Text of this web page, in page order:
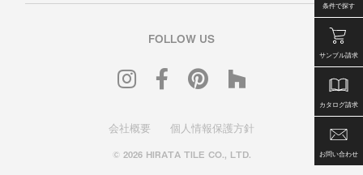
条件で探す
サンプル請求
カタログ請求
お問い合わせ
FOLLOW US
会社概要 個人情報保護方針
© 2026 HIRATA TILE CO., LTD.